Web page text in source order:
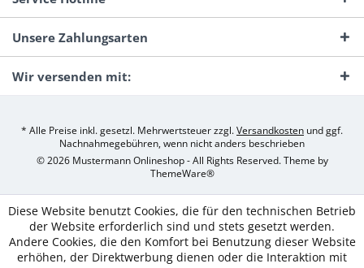
Unsere Zahlungsarten
Wir versenden mit:
* Alle Preise inkl. gesetzl. Mehrwertsteuer zzgl.Versandkosten und ggf.
Nachnahmegebühren, wenn nicht anders beschrieben
© 2026 Mustermann Onlineshop - All Rights Reserved. Theme by
ThemeWare®
Diese Website benutzt Cookies, die für den technischen Betrieb
der Website erforderlich sind und stets gesetzt werden.
Andere Cookies, die den Komfort bei Benutzung dieser Website
erhöhen, der Direktwerbung dienen oder die Interaktion mit